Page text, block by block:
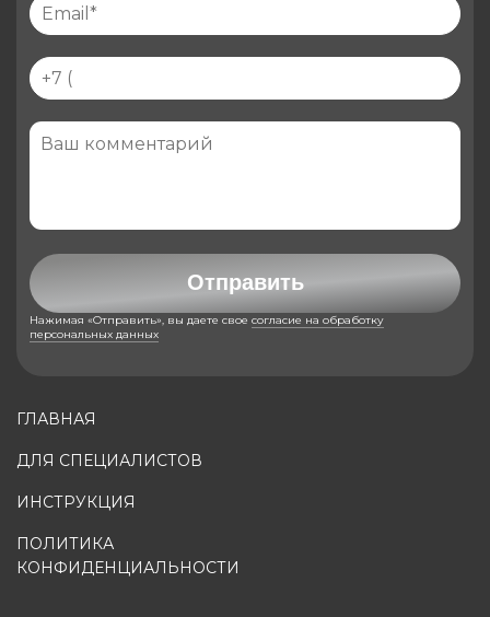
ГЛАВНАЯ
ДЛЯ СПЕЦИАЛИСТОВ
ИНСТРУКЦИЯ
ПОЛИТИКА
КОНФИДЕНЦИАЛЬНОСТИ
Отправить
Нажимая «Отправить», вы даете свое согласие на обработку
персональных данных